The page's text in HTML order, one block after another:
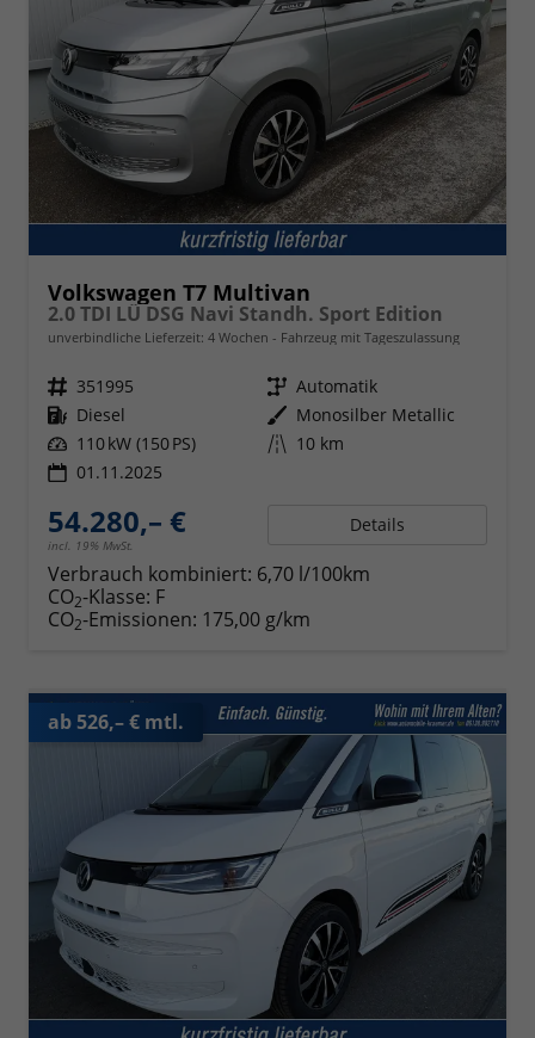
Volkswagen T7 Multivan
2.0 TDI LÜ DSG Navi Standh. Sport Edition
unverbindliche Lieferzeit: 4 Wochen Fahrzeug mit Tageszulassung
Fahrzeugnr. 351995 Getriebe Automatik
Kraftstoff Diesel Außenfarbe Monosilber Metallic
Leistung 110 kW (150 PS) Kilometerstand 10 km
01.11.2025
54.280,– €
incl. 19% MwSt.
Details
Verbrauch kombiniert: 6,70 l/100km
CO2-Klasse: F
CO2-Emissionen: 175,00 g/km
ab 526,– € mtl.